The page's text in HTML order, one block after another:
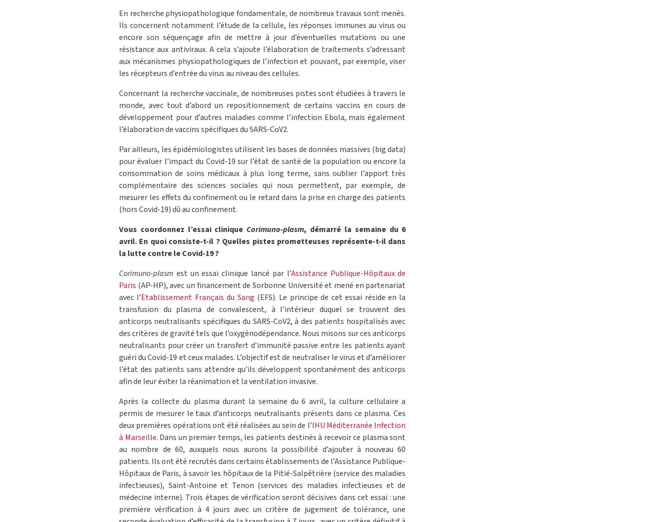
En recherche physiopathologique fondamentale, de nombreux travaux sont menés.
Ils concernent notamment l’étude de la cellule, les réponses immunes au virus ou
encore son séquençage afin de mettre à jour d’éventuelles mutations ou une
résistance aux antiviraux. A cela s’ajoute l’élaboration de traitements s’adressant
aux mécanismes physiopathologiques de l’infection et pouvant, par exemple, viser
les récepteurs d’entrée du virus au niveau des cellules.
Concernant la recherche vaccinale, de nombreuses pistes sont étudiées à travers le
monde, avec tout d’abord un repositionnement de certains vaccins en cours de
développement pour d’autres maladies comme l’infection Ebola, mais également
l’élaboration de vaccins spécifiques du SARS-CoV2.
Par ailleurs, les épidémiologistes utilisent les bases de données massives (big data)
pour évaluer l’impact du Covid-19 sur l’état de santé de la population ou encore la
consommation de soins médicaux à plus long terme, sans oublier l’apport très
complémentaire des sciences sociales qui nous permettent, par exemple, de
mesurer les effets du confinement ou le retard dans la prise en charge des patients
(hors Covid-19) dû au confinement.
Vous coordonnez l’essai clinique Corimuno-plasm, démarré la semaine du 6
avril. En quoi consiste-t-il ? Quelles pistes prometteuses représente-t-il dans
la lutte contre le Covid-19 ?
Corimuno-plasm est un essai clinique lancé par l’Assistance Publique-Hôpitaux de
Paris (AP-HP), avec un financement de Sorbonne Université et mené en partenariat
avec l’Etablissement Français du Sang (EFS). Le principe de cet essai réside en la
transfusion du plasma de convalescent, à l’intérieur duquel se trouvent des
anticorps neutralisants spécifiques du SARS-CoV2, à des patients hospitalisés avec
des critères de gravité tels que l’oxygénodépendance. Nous misons sur ces anticorps
neutralisants pour créer un transfert d’immunité passive entre les patients ayant
guéri du Covid-19 et ceux malades. L’objectif est de neutraliser le virus et d’améliorer
l’état des patients sans attendre qu’ils développent spontanément des anticorps
afin de leur éviter la réanimation et la ventilation invasive.
Après la collecte du plasma durant la semaine du 6 avril, la culture cellulaire a
permis de mesurer le taux d’anticorps neutralisants présents dans ce plasma. Ces
deux premières opérations ont été réalisées au sein de l’IHU Méditerranée Infection
à Marseille. Dans un premier temps, les patients destinés à recevoir ce plasma sont
au nombre de 60, auxquels nous aurons la possibilité d’ajouter à nouveau 60
patients. Ils ont été recrutés dans certains établissements de l’Assistance Publique-
Hôpitaux de Paris, à savoir les hôpitaux de la Pitié-Salpêtrière (service des maladies
infectieuses), Saint-Antoine et Tenon (services des maladies infectieuses et de
médecine interne). Trois étapes de vérification seront décisives dans cet essai : une
première vérification à 4 jours avec un critère de jugement de tolérance, une